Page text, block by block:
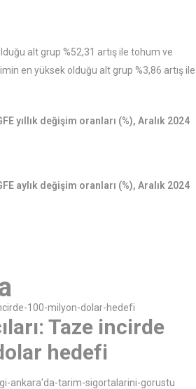
alt grup %52,31 artış ile tohum ve
en yüksek olduğu alt grup %3,86 artış ile
yıllık değişim oranları (%), Aralık 2024
aylık değişim oranları (%), Aralık 2024
Taze incirde
hedefi